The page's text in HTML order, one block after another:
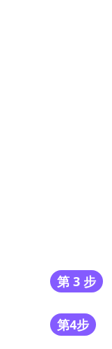
第 3 步
第4步